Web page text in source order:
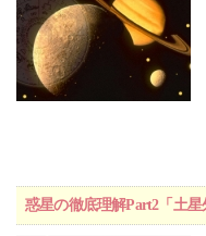
惑星の徹底理解Part2「土星